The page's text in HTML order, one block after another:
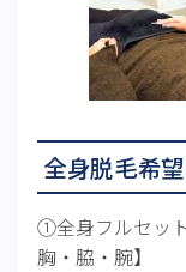
全身脱毛希
①全身フルセッ
胸・脇・腕】